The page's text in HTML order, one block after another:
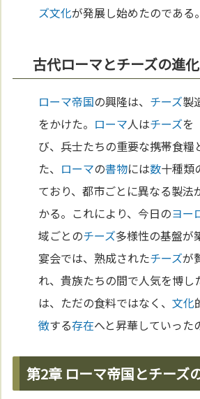
ズ文化が発展し始めたのである。
古代ローマとチーズの進化
ローマ帝国の興隆は、 チーズ製
をかけた。 ローマ人はチーズを
び、兵士たちの重要な携帯食糧
た、 ローマの書物には数十種類
ており、都市ごとに異なる製法
かる。これにより、今日のヨー
域ごとのチーズ多様性の基盤が
宴会では、熟成されたチーズが
れ、貴族たちの間で人気を博し
は、ただの食料ではなく、文化
徴する存在へと昇華していった
第2章 ローマ帝国とチーズ